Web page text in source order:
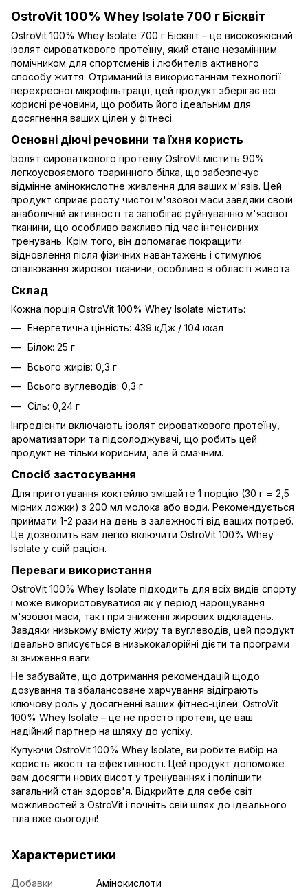
OstroVit 100% Whey Isolate 700 г Бісквіт
OstroVit 100% Whey Isolate 700 г Бісквіт – це високоякісний
ізолят сироваткового протеїну, який стане незамінним
помічником для спортсменів і любителів активного
способу життя. Отриманий із використанням технології
перехресної мікрофільтрації, цей продукт зберігає всі
корисні речовини, що робить його ідеальним для
досягнення ваших цілей у фітнесі.
Основні діючі речовини та їхня користь
Ізолят сироваткового протеїну OstroVit містить 90%
легкоусвояємого тваринного білка, що забезпечує
відмінне амінокислотне живлення для ваших м'язів. Цей
продукт сприяє росту чистої м'язової маси завдяки своїй
анаболічній активності та запобігає руйнуванню м'язової
тканини, що особливо важливо під час інтенсивних
тренувань. Крім того, він допомагає покращити
відновлення після фізичних навантажень і стимулює
спалювання жирової тканини, особливо в області живота.
Склад
Кожна порція OstroVit 100% Whey Isolate містить:
Енергетична цінність: 439 кДж / 104 ккал
Білок: 25 г
Всього жирів: 0,3 г
Всього вуглеводів: 0,3 г
Сіль: 0,24 г
Інгредієнти включають ізолят сироваткового протеїну,
ароматизатори та підсолоджувачі, що робить цей
продукт не тільки корисним, але й смачним.
Спосіб застосування
Для приготування коктейлю змішайте 1 порцію (30 г = 2,5
мірних ложки) з 200 мл молока або води. Рекомендується
приймати 1-2 рази на день в залежності від ваших потреб.
Це дозволить вам легко включити OstroVit 100% Whey
Isolate у свій раціон.
Переваги використання
OstroVit 100% Whey Isolate підходить для всіх видів спорту
і може використовуватися як у період нарощування
м'язової маси, так і при зниженні жирових відкладень.
Завдяки низькому вмісту жиру та вуглеводів, цей продукт
ідеально вписується в низькокалорійні дієти та програми
зі зниження ваги.
Не забувайте, що дотримання рекомендацій щодо
дозування та збалансоване харчування відіграють
ключову роль у досягненні ваших фітнес-цілей. OstroVit
100% Whey Isolate – це не просто протеїн, це ваш
надійний партнер на шляху до успіху.
Купуючи OstroVit 100% Whey Isolate, ви робите вибір на
користь якості та ефективності. Цей продукт допоможе
вам досягти нових висот у тренуваннях і поліпшити
загальний стан здоров'я. Відкрийте для себе світ
можливостей з OstroVit і почніть свій шлях до ідеального
тіла вже сьогодні!
Характеристики
Добавки
Амінокислоти